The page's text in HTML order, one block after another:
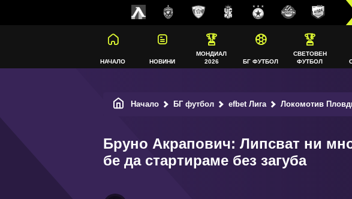
НАЧАЛО НОВИНИ
МОНДИАЛ
2026
БГ ФУТБОЛ
СВЕТОВЕН
ФУТБОЛ
Начало БГ футбол efbet Лига Локомотив
Бруно Акрапович: Липсват ни
бе да стартираме без загуба